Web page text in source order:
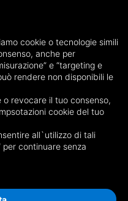
by mail
cookie o tecnologie simili
anche per
e “targeting e
rendere non disponibili le
revocare il tuo consenso,
cookie del tuo
all`utilizzo di tali
per continuare senza